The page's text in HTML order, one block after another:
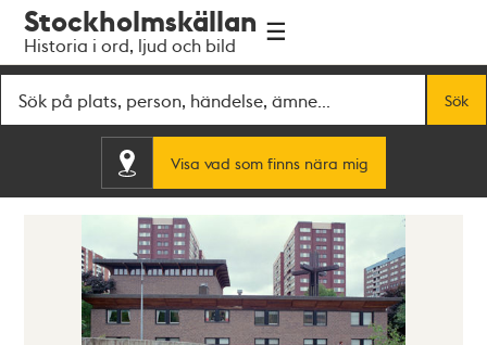
navigationen
huvudinnehållet
Stockholmskällan
Historia i ord, ljud och bild
Sök
Visa vad som finns nära mig